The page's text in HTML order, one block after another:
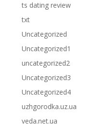
ts dating review
txt
Uncategorized
Uncategorized1
uncategorized2
Uncategorized3
Uncategorized4
uzhgorodka.uz.ua
veda.net.ua